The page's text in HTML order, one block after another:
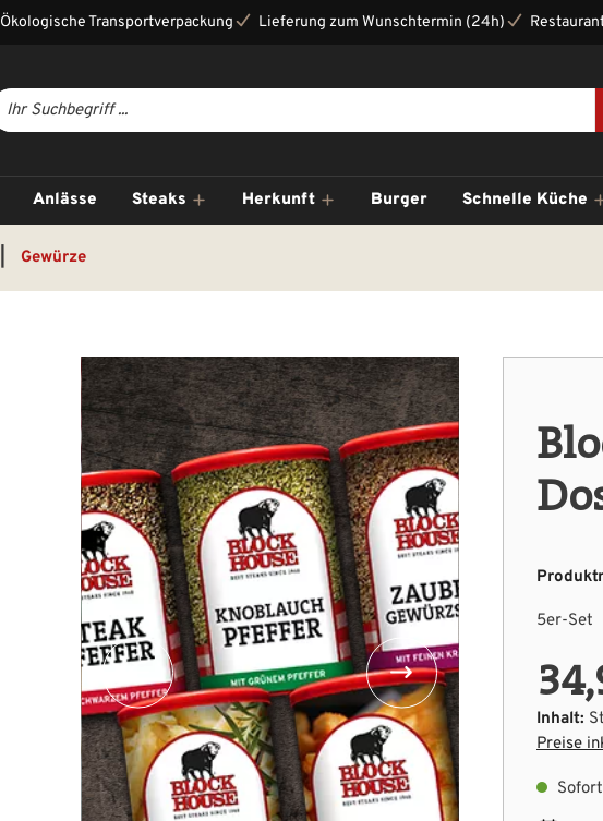
Ökologische Transportverpackung Lieferung zum Wunschtermin (24h)
Anlässe Steaks Herkunft Burger Schnelle Küche
Gewürze
5er-Set
Inhalt:
Preise